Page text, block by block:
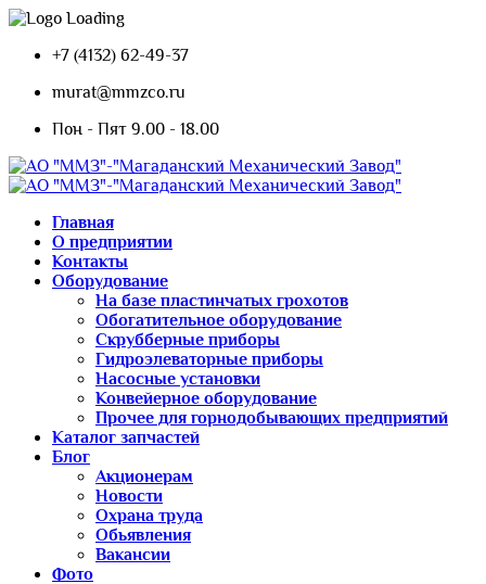
+7 (4132) 62-49-37
murat@mmzco.ru
Пон - Пят 9.00 - 18.00
Главная
О предприятии
Контакты
Оборудование
На базе пластинчатых грохотов
Обогатительное оборудование
Скрубберные приборы
Гидроэлеваторные приборы
Насосные установки
Конвейерное оборудование
Прочее для горнодобывающих предприятий
Каталог запчастей
Блог
Акционерам
Новости
Охрана труда
Обьявления
Вакансии
Фото